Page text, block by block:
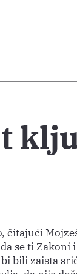
se ti Zakoni
bili zaista